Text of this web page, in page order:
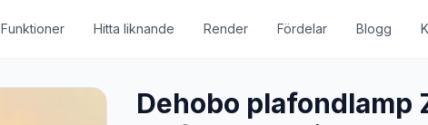
Funktioner Hitta liknande Render Fördelar Blogg
Dehobo plafondlamp